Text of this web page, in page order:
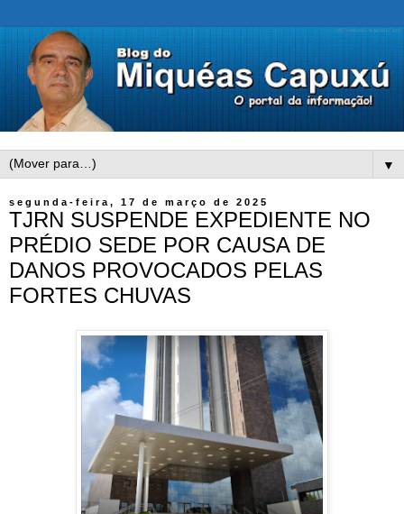
▼
segunda-feira, 17 de março de 2025
TJRN SUSPENDE EXPEDIENTE NO
PRÉDIO SEDE POR CAUSA DE
DANOS PROVOCADOS PELAS
FORTES CHUVAS